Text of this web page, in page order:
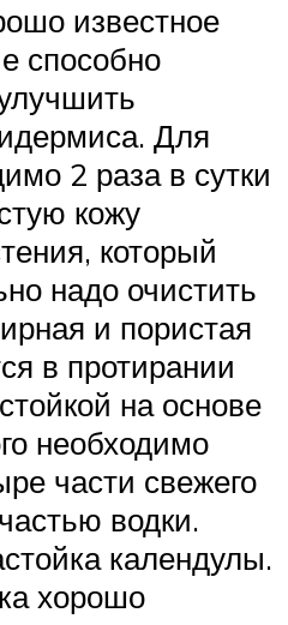
известное
способно
Для
2 раза в сутки
кожу
который
надо очистить
и пористая
в протирании
на основе
необходимо
части свежего
водки.
календулы.
хорошо